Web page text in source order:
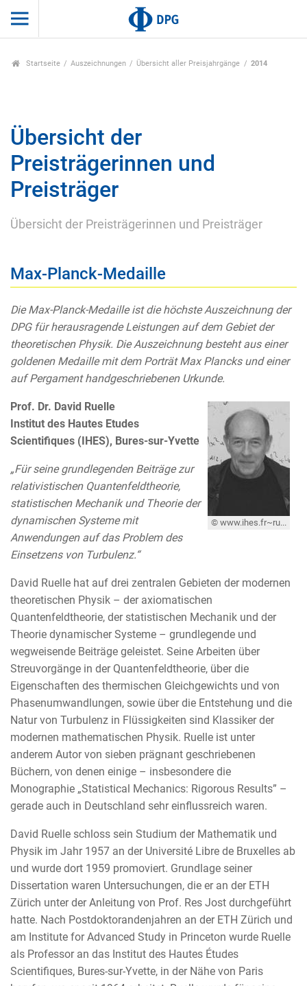
Startseite Auszeichnungen Übersicht aller Preisjahrgänge 2014
Übersicht der
Preisträgerinnen und
Preisträger
Übersicht der Preisträgerinnen und Preisträger
Max-Planck-Medaille
Die Max-Planck-Medaille ist die höchste Auszeichnung der
DPG für herausragende Leistungen auf dem Gebiet der
theoretischen Physik. Die Auszeichnung besteht aus einer
goldenen Medaille mit dem Porträt Max Plancks und einer
auf Pergament handgeschriebenen Urkunde.
© www.ihes.fr~ruelle
Prof. Dr. David Ruelle
Institut des Hautes Etudes
Scientifiques (IHES), Bures-sur-Yvette
„Für seine grundlegenden Beiträge zur
relativistischen Quantenfeldtheorie,
statistischen Mechanik und Theorie der
dynamischen Systeme mit
Anwendungen auf das Problem des
Einsetzens von Turbulenz.“
David Ruelle hat auf drei zentralen Gebieten der modernen
theoretischen Physik – der axiomatischen
Quantenfeldtheorie, der statistischen Mechanik und der
Theorie dynamischer Systeme – grundlegende und
wegweisende Beiträge geleistet. Seine Arbeiten über
Streuvorgänge in der Quantenfeldtheorie, über die
Eigenschaften des thermischen Gleichgewichts und von
Phasenumwandlungen, sowie über die Entstehung und die
Natur von Turbulenz in Flüssigkeiten sind Klassiker der
modernen mathematischen Physik. Ruelle ist unter
anderem Autor von sieben prägnant geschriebenen
Büchern, von denen einige – insbesondere die
Monographie „Statistical Mechanics: Rigorous Results” –
gerade auch in Deutschland sehr einflussreich waren.
David Ruelle schloss sein Studium der Mathematik und
Physik im Jahr 1957 an der Université Libre de Bruxelles ab
und wurde dort 1959 promoviert. Grundlage seiner
Dissertation waren Untersuchungen, die er an der ETH
Zürich unter der Anleitung von Prof. Res Jost durchgeführt
hatte. Nach Postdoktorandenjahren an der ETH Zürich und
am Institute for Advanced Study in Princeton wurde Ruelle
als Professor an das Institut des Hautes Études
Scientifiques, Bures-sur-Yvette, in der Nähe von Paris